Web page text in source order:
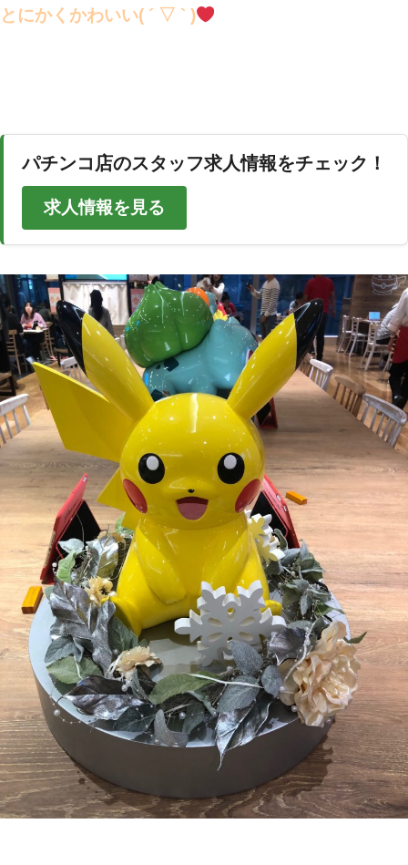
とにかくかわいい( ´ ▽ ` )
パチンコ店のスタッフ求人情報をチェック！
求人情報を見る